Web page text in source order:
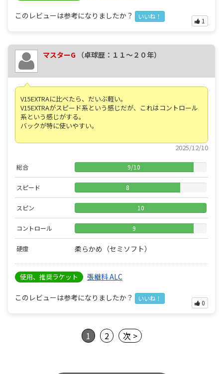
このレビューは参考になりましたか？ いいね！
1
マスターG （卓球歴：１１～２０年）
V15EXTRAに比べたら、だいぶ軽い。
V15EXTRAがスピード系という感じだが、これはコントロール
系という感じがする。
バックが特に使いやすい。
2025/12/10
総合 9/10
スピード 8
スピン 10
コントロール 9
硬度 柔らかめ（セミソフト）
使用、推奨ラケット 張継科 ALC
このレビューは参考になりましたか？ いいね！
0
1 2 次 >